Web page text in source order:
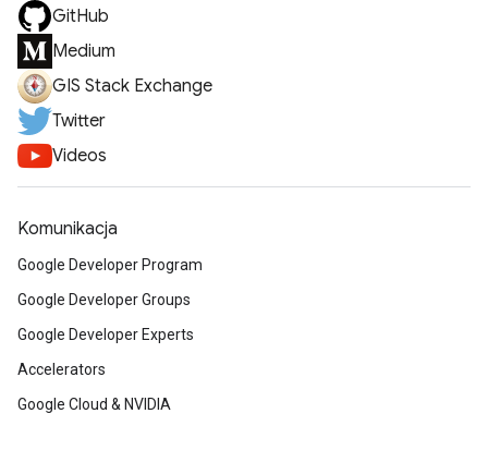
GitHub
Medium
GIS Stack Exchange
Twitter
Videos
Komunikacja
Google Developer Program
Google Developer Groups
Google Developer Experts
Accelerators
Google Cloud & NVIDIA